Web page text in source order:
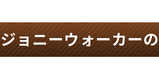
ジョニーウォーカー